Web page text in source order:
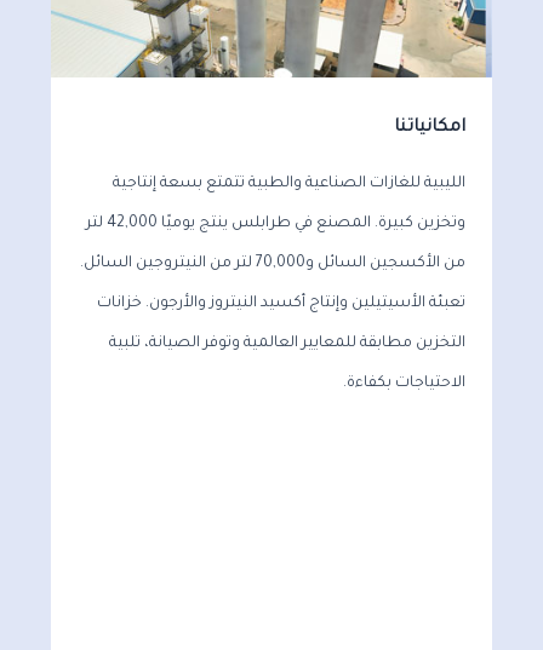
امكانياتنا
الليبية للغازات الصناعية والطبية تتمتع بسعة إنتاجية
وتخزين كبيرة. المصنع في طرابلس ينتج يوميًا 42,000 لتر
من الأكسجين السائل و70,000 لتر من النيتروجين السائل.
تعبئة الأسيتيلين وإنتاج أكسيد النيتروز والأرجون. خزانات
التخزين مطابقة للمعايير العالمية وتوفر الصيانة، تلبية
الاحتياجات بكفاءة.